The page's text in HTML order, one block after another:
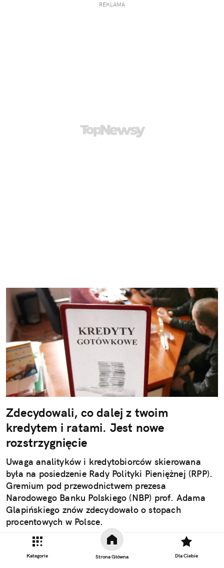
Kategorie Strona Główna Dla Ciebie
REKLAMA
Zdecydowali, co dalej z twoim
kredytem i ratami. Jest nowe
rozstrzygnięcie
Uwaga analityków i kredytobiorców skierowana
była na posiedzenie Rady Polityki Pieniężnej (RPP).
Gremium pod przewodnictwem prezesa
Narodowego Banku Polskiego (NBP) prof. Adama
Glapińskiego znów zdecydowało o stopach
procentowych w Polsce.
Czytaj całość